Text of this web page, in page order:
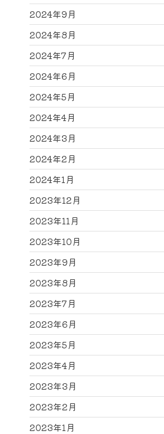
2024年9月
2024年8月
2024年7月
2024年6月
2024年5月
2024年4月
2024年3月
2024年2月
2024年1月
2023年12月
2023年11月
2023年10月
2023年9月
2023年8月
2023年7月
2023年6月
2023年5月
2023年4月
2023年3月
2023年2月
2023年1月